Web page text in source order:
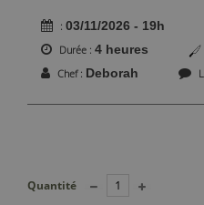
03/11/2026 - 19h
Durée 4 heures
Chef Deborah
Quantité